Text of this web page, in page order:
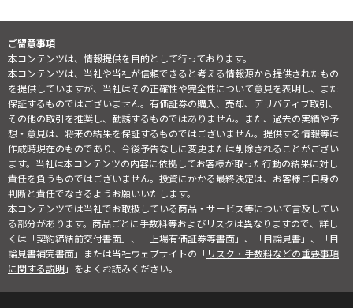
ご留意事項
本コンテンツは、情報提供を目的として行っております。
本コンテンツは、当社や当社が信頼できると考える情報源から提供されたもの
を提供していますが、当社はその正確性や完全性について意見を表明し、また
保証するものではございません。有価証券の購入、売却、デリバティブ取引、
その他の取引を推奨し、勧誘するものではありません。また、過去の実績や予
想・意見は、将来の結果を保証するものではございません。提供する情報等は
作成時現在のものであり、今後予告なしに変更または削除されることがござい
ます。当社は本コンテンツの内容に依拠してお客様が取った行動の結果に対し
責任を負うものではございません。投資にかかる最終決定は、お客様ご自身の
判断と責任でなさるようお願いいたします。
本コンテンツでは当社でお取扱している商品・サービス等について言及してい
る部分があります。商品ごとに手数料等およびリスクは異なりますので、詳し
くは「契約締結前交付書面」、「上場有価証券等書面」、「目論見書」、「目
論見書補完書面」または当社ウェブサイトの「リスク・手数料などの重要事項
に関する説明」をよくお読みください。